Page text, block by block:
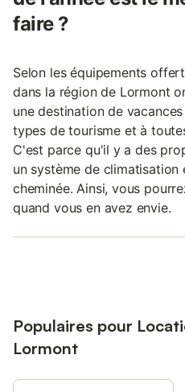
faire ?
Selon les équipements
dans la région de Lormont
une destination de
types de tourisme et à
C'est parce qu'il y a des
un système de climatisation
cheminée. Ainsi, vous
quand vous en avez envie.
Populaires pour
Lormont